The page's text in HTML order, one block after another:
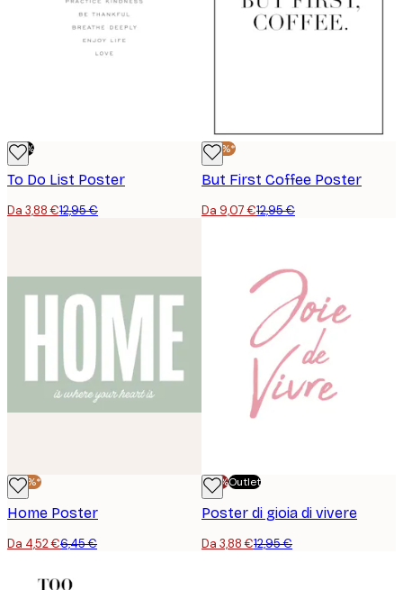
-70%
To Do List Poster
Da 3,88 €12,95 €
-30%*
But First Coffee Poster
Da 9,07 €12,95 €
-30%*
Home Poster
Da 4,52 €6,45 €
-70%Outlet
Poster di gioia di vivere
Da 3,88 €12,95 €